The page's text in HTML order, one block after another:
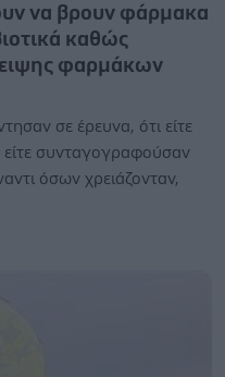
να βρουν φάρμακα
καθώς
φαρμάκων
σε έρευνα, ότι είτε
είτε συνταγογραφούσαν
όσων χρειάζονταν,